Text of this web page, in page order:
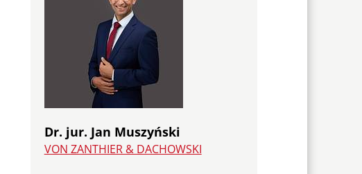
Dr. jur. Jan Muszyński
VON ZANTHIER & DACHOWSKI